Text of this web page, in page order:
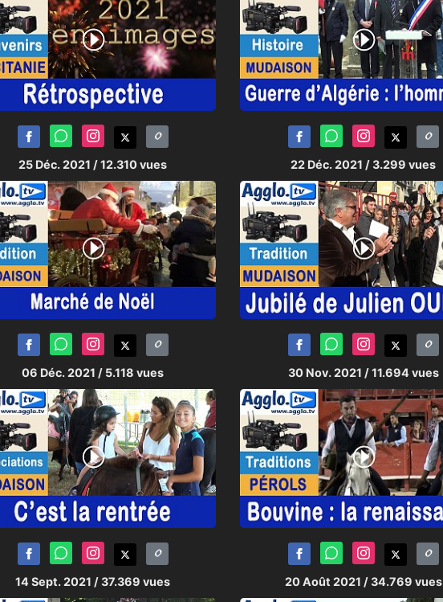
25 Déc. 2021 / 12.310 vues 22 Déc. 2021 / 3.299 vues
06 Déc. 2021 / 5.118 vues 30 Nov. 2021 / 11.694 vues
14 Sept. 2021 / 37.369 vues 20 Août 2021 / 34.769 vues